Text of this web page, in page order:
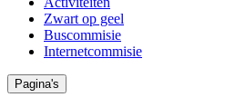
Zwart op geel
Buscommisie
Internetcommisie
Pagina's